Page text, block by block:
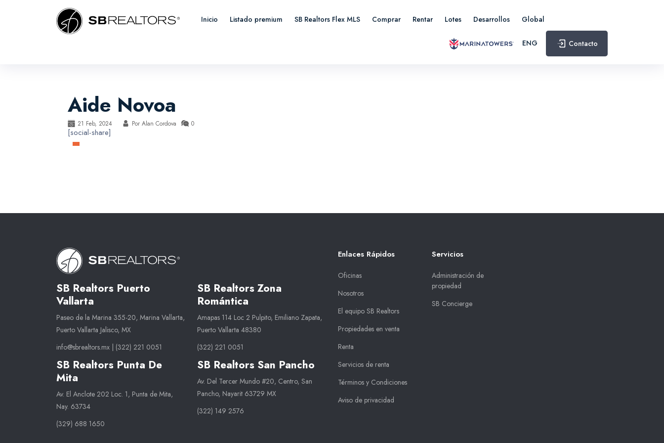
Inicio Listado premium SB Realtors Flex MLS Comprar Rentar Lotes Desarrollos Global
ENG Contacto
Aide Novoa
21 Feb, 2024 Por Alan Cordova 0
[social-share]
SB Realtors Puerto
Vallarta
Paseo de la Marina 355-20, Marina Vallarta,
Puerto Vallarta Jalisco, MX
info@sbrealtors.mx
(322) 221 0051
SB Realtors Zona
Romántica
Amapas 114 Loc 2 Pulpito, Emiliano Zapata,
Puerto Vallarta 48380
(322) 221 0051
SB Realtors Punta De
Mita
Av. El Anclote 202 Loc. 1, Punta de Mita,
Nay. 63734
(329) 688 1650
SB Realtors San Pancho
Av. Del Tercer Mundo #20, Centro, San
Pancho, Nayarit 63729 MX
(322) 149 2576
Enlaces Rápidos
Oficinas
Nosotros
El equipo SB Realtors
Propiedades en venta
Renta
Servicios de renta
Términos y Condiciones
Aviso de privacidad
Servicios
Administración de
propiedad
SB Concierge